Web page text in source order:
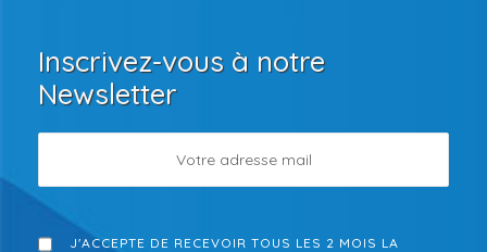
Inscrivez-vous à notre
Newsletter
J'ACCEPTE DE RECEVOIR TOUS LES 2 MOIS LA